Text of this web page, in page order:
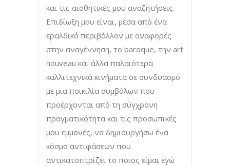
και τις αισθητικές μου αναζητήσεις.
Επιδίωξη μου είναι, μέσα από ένα
εραλδικό περιβάλλον με αναφορές
στην αναγέννηση, το baroque, την art
nouveau και άλλα παλαιότερα
καλλιτεχνικά κινήματα σε συνδυασμό
με μια ποικιλία συμβόλων που
προέρχονται από τη σύγχρονη
πραγματικότητα και τις προσωπικές
μου εμμονές, να δημιουργήσω ένα
κόσμο αντιφάσεων που
αντικατοπτρίζει το ποιος είμαι εγώ